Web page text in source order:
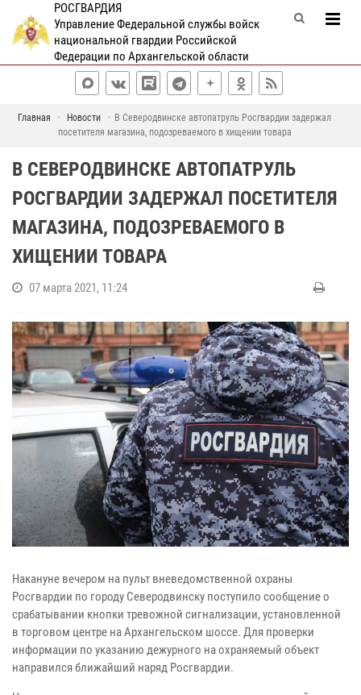
РОСГВАРДИЯ
Управление Федеральной службы войск
национальной гвардии Российской
Федерации по Архангельской области
Главная Новости
В Северодвинске автопатруль Росгвардии задержал
посетителя магазина, подозреваемого в хищении товара
В СЕВЕРОДВИНСКЕ АВТОПАТРУЛЬ
РОСГВАРДИИ ЗАДЕРЖАЛ ПОСЕТИТЕЛЯ
МАГАЗИНА, ПОДОЗРЕВАЕМОГО В
ХИЩЕНИИ ТОВАРА
07 марта 2021, 11:24
Накануне вечером на пульт вневедомственной охраны
Росгвардии по городу Северодвинску поступило сообщение о
срабатывании кнопки тревожной сигнализации, установленной
в торговом центре на Архангельском шоссе. Для проверки
информации по указанию дежурного на охраняемый объект
направился ближайший наряд Росгвардии.